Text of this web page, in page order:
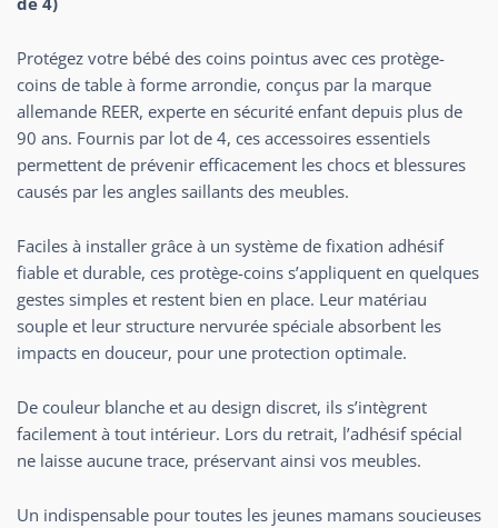
Protégez votre bébé des coins pointus avec ces protège-
coins de table à forme arrondie, conçus par la marque
allemande REER, experte en sécurité enfant depuis plus de
90 ans. Fournis par lot de 4, ces accessoires essentiels
permettent de prévenir efficacement les chocs et blessures
causés par les angles saillants des meubles.
Faciles à installer grâce à un système de fixation adhésif
fiable et durable, ces protège-coins s’appliquent en quelques
gestes simples et restent bien en place. Leur matériau
souple et leur structure nervurée spéciale absorbent les
impacts en douceur, pour une protection optimale.
De couleur blanche et au design discret, ils s’intègrent
facilement à tout intérieur. Lors du retrait, l’adhésif spécial
ne laisse aucune trace, préservant ainsi vos meubles.
Un indispensable pour toutes les jeunes mamans soucieuses